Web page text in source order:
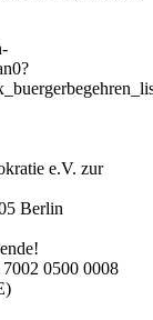
e.V. zur
Berlin
0500 0008